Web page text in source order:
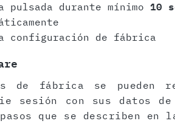
pulsada durante mínimo 10
configuración de fábrica
de fábrica se pueden
sesión con sus datos
que se describen en